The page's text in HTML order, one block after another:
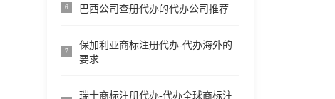
6 巴西公司查册代办的代办公司推荐
7
保加利亚商标注册代办-代办海外的
要求
瑞士商标注册代办-代办全球商标注